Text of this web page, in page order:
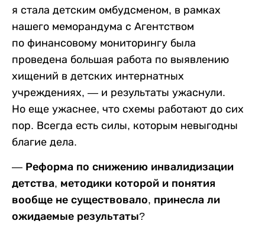
я стала детским омбудсменом, в рамках
нашего меморандума с Агентством
по финансовому мониторингу была
проведена большая работа по выявлению
хищений в детских интернатных
учреждениях, — и результаты ужаснули.
Но еще ужаснее, что схемы работают до сих
пор. Всегда есть силы, которым невыгодны
благие дела.
— Реформа по снижению инвалидизации
детства, методики которой и понятия
вообще не существовало, принесла ли
ожидаемые результаты?